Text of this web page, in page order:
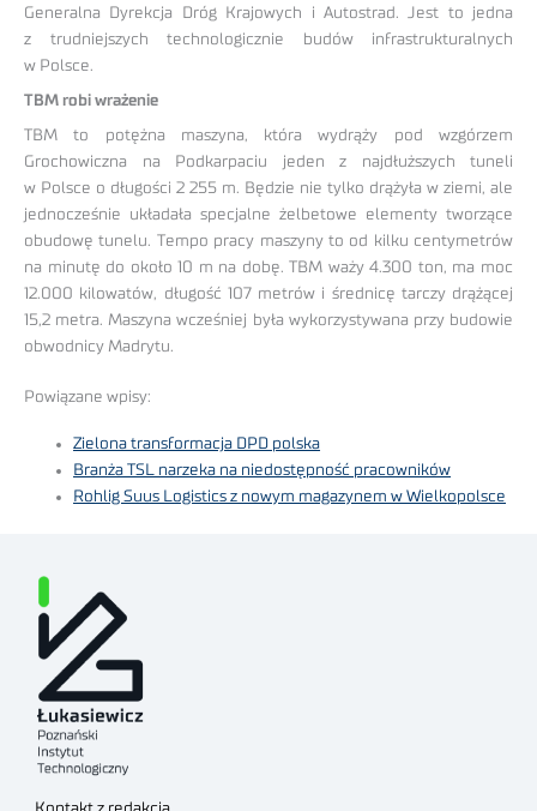
Generalna Dyrekcja Dróg Krajowych i Autostrad. Jest to jedna
z trudniejszych technologicznie budów infrastrukturalnych
w Polsce.
TBM robi wrażenie
TBM to potężna maszyna, która wydrąży pod wzgórzem
Grochowiczna na Podkarpaciu jeden z najdłuższych tuneli
w Polsce o długości 2 255 m. Będzie nie tylko drążyła w ziemi, ale
jednocześnie układała specjalne żelbetowe elementy tworzące
obudowę tunelu. Tempo pracy maszyny to od kilku centymetrów
na minutę do około 10 m na dobę. TBM waży 4.300 ton, ma moc
12.000 kilowatów, długość 107 metrów i średnicę tarczy drążącej
15,2 metra. Maszyna wcześniej była wykorzystywana przy budowie
obwodnicy Madrytu.
Powiązane wpisy:
Zielona transformacja DPD polska
Branża TSL narzeka na niedostępność pracowników
Rohlig Suus Logistics z nowym magazynem w Wielkopolsce